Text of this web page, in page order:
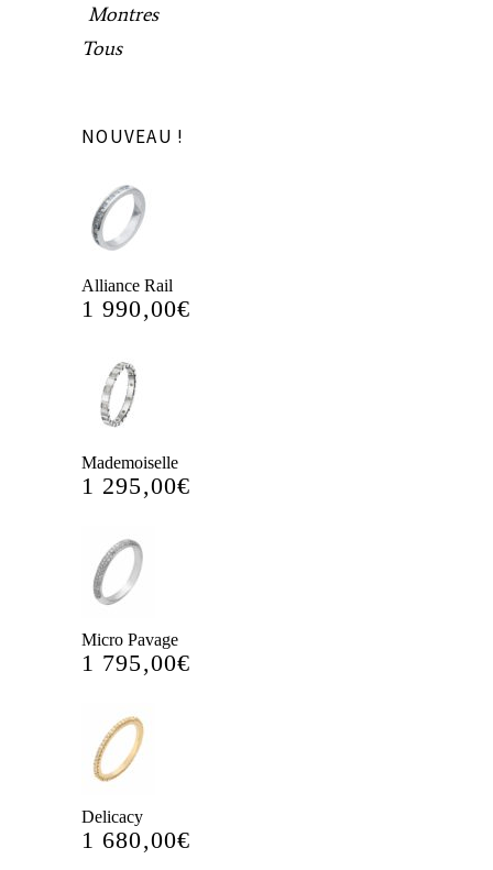
Montres
Tous
NOUVEAU !
Alliance Rail
1 990,00€
Mademoiselle
1 295,00€
Micro Pavage
1 795,00€
Delicacy
1 680,00€